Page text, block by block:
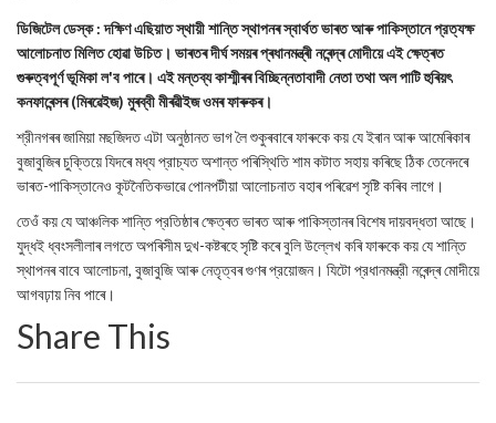
ডিজিটেল ডেস্ক : দক্ষিণ এছিয়াত স্থায়ী শান্তি স্থাপনৰ স্বাৰ্থত ভাৰত আৰু পাকিস্তানে প্রত্যক্ষ
আলোচনাত মিলিত হোৱা উচিত। ভাৰতৰ দীৰ্ঘ সময়ৰ প্ৰধানমন্ত্ৰী নৰেন্দ্ৰ মোদীয়ে এই ক্ষেত্ৰত
গুৰুত্বপূৰ্ণ ভূমিকা ল'ব পাৰে। এই মন্তব্য কাশ্মীৰৰ বিচ্ছিন্নতাবাদী নেতা তথা অল পাটি হুৰিয়ৎ
কনফাৰেন্সৰ (মিৰৱেইজ) মুৰব্বী মীৰৱীইজ ওমৰ ফাৰুকৰ।
শ্রীনগৰৰ জামিয়া মছজিদত এটা অনুষ্ঠানত ভাগ লৈ শুকুৰবাৰে ফাৰুকে কয় যে ইৰান আৰু আমেৰিকাৰ
বুজাবুজিৰ চুক্তিয়ে যিদৰে মধ্য প্রাচ্যত অশান্ত পৰিস্থিতি শাম কটাত সহায় কৰিছে ঠিক তেনেদৰে
ভাৰত-পাকিস্তানেও কূটনৈতিকভাৱে পোনপটীয়া আলোচনাত বহাৰ পৰিৱেশ সৃষ্টি কৰিব লাগে।
তেওঁ কয় যে আঞ্চলিক শান্তি প্রতিষ্ঠাৰ ক্ষেত্ৰত ভাৰত আৰু পাকিস্তানৰ বিশেষ দায়বদ্ধতা আছে।
যুদ্ধই ধ্বংসলীলাৰ লগতে অপৰিসীম দুখ-কষ্টৰহে সৃষ্টি কৰে বুলি উল্লেখ কৰি ফাৰুকে কয় যে শান্তি
স্থাপনৰ বাবে আলোচনা, বুজাবুজি আৰু নেতৃত্বৰ গুণৰ প্রয়োজন। যিটো প্রধানমন্ত্রী নৰেন্দ্ৰ মোদীয়ে
আগবঢ়ায় নিব পাৰে।
Share This